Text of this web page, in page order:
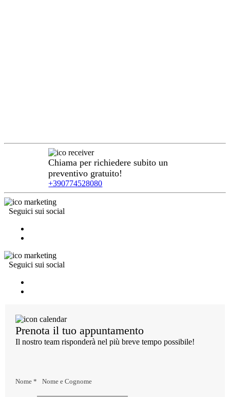
Chiama per richiedere subito un
preventivo gratuito!
+390774528080
Seguici sui social
Seguici sui social
Prenota il tuo appuntamento
Il nostro team risponderà nel più breve tempo possibile!
Nome *